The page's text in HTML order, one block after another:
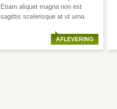
Etiam aliquet magna non est
sagittis scelerisque at ut urna.
AFLEVERING